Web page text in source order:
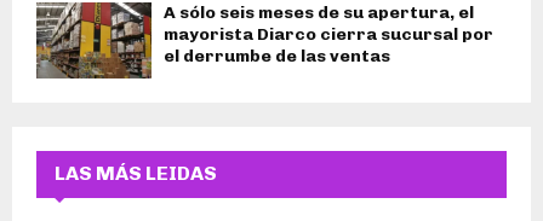
A sólo seis meses de su apertura, el
mayorista Diarco cierra sucursal por
el derrumbe de las ventas
LAS MÁS LEIDAS